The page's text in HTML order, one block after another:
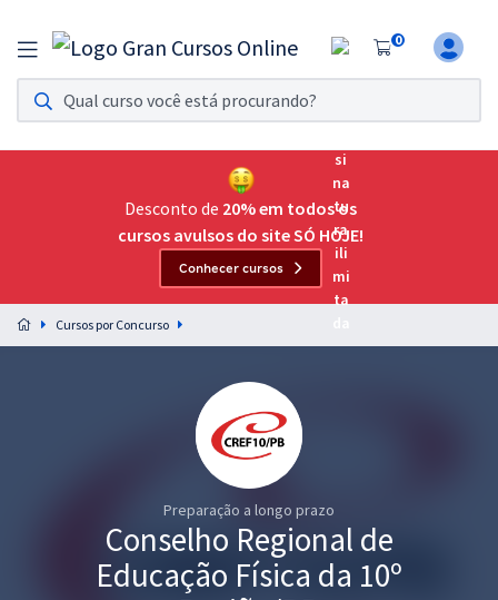
0
Assinatura Ilimitada 11
Acesso a todos os cursos. Teste grátis por 7 dias!
Assinatura OAB Até Passar
Acesso ilimitado a toda preparação para o Exame da
Preparação completa e intensiva para as principais
residências em saúde do Brasil
Graduação
Desconto de 20% em todos os
cursos avulsos do site SÓ HOJE!
Conhecer cursos
Cursos por Concurso
Preparação a longo prazo
Conselho Regional de
Educação Física da 10º